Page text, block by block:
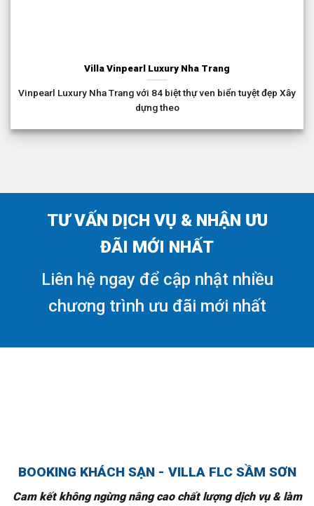
Villa Vinpearl Luxury Nha Trang
Vinpearl Luxury Nha Trang với 84 biệt thự ven biển tuyệt đẹp Xây
dựng theo
TƯ VẤN DỊCH VỤ & NHẬN ƯU
ĐÃI MỚI NHẤT
Liên hệ ngay để cập nhật nhiều
chương trình ưu đãi mới nhất
BOOKING KHÁCH SẠN - VILLA FLC SẦM SƠN
Cam kết không ngừng nâng cao chất lượng dịch vụ & làm